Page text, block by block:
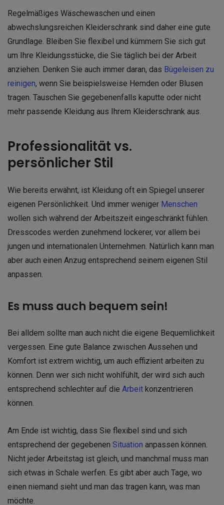
Regelmäßiges Wäschewaschen und einen
abwechslungsreichen Kleiderschrank sind daher eine gute
Grundlage. Bleiben Sie flexibel und kümmern Sie sich gut
um Ihre Kleidungsstücke, die Sie täglich bei der Arbeit
anziehen. Denken Sie auch immer daran, das Bügeleisen zu
reinigen, wenn Sie beispielsweise Hemden oder Blusen
tragen. Tauschen Sie gegebenenfalls kaputte oder nicht
mehr passende Kleidung aus Ihrem Kleiderschrank aus.
Professionalität vs.
persönlicher Stil
Wie bereits erwähnt, ist Kleidung oft ein Spiegel unserer
eigenen Persönlichkeit. Und immer weniger Menschen
wollen sich während der Arbeitszeit eingeschränkt fühlen.
Dresscodes werden zunehmend lockerer, vor allem bei
jungen und internationalen Unternehmen. Natürlich kann man
aber auch einen Anzug entsprechend seinem eigenen Stil
anpassen.
Es muss auch bequem sein!
Bei alldem sollte man auch nicht die eigene Bequemlichkeit
vergessen. Eine gute Balance zwischen Aussehen und
Komfort ist extrem wichtig, um auch effizient arbeiten zu
können. Denn wer sich nicht wohlfühlt, der wird sich auch
entsprechend schlechter auf die Arbeit konzentrieren
können.
Am Ende ist wichtig, dass Sie flexibel sind und sich
entsprechend der gegebenen Situation anpassen können.
Nicht jeder Arbeitstag ist gleich, und manchmal muss man
sich etwas in Schale werfen. Es gibt aber auch Tage, wo
einen niemand sieht und man das tragen kann, was man
möchte.